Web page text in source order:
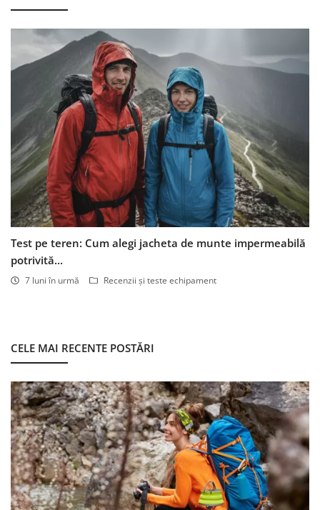
Test pe teren: Cum alegi jacheta de munte impermeabilă
potrivită...
7 luni în urmă Recenzii și teste echipament
CELE MAI RECENTE POSTĂRI